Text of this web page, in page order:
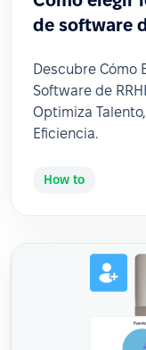
de software
Descubre Cómo
Software de
Optimiza
Eficiencia.
How to